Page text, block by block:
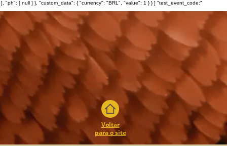
[ null ] }, "custom_data": { "currency": "BRL", "value": 1 } } ] "test_event_code:"
Voltar
para o site